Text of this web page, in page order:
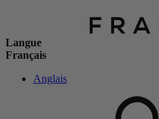
Langue
Français
Anglais